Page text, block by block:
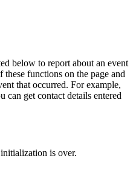
below to report about an event
these functions on the page and
that occurred. For example,
get contact details entered
is over.